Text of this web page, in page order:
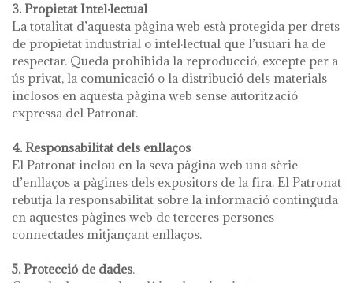
3. Propietat Intel·lectual
La totalitat d’aquesta pàgina web està protegida per drets
de propietat industrial o intel·lectual que l’usuari ha de
respectar. Queda prohibida la reproducció, excepte per a
ús privat, la comunicació o la distribució dels materials
inclosos en aquesta pàgina web sense autorització
expressa del Patronat.
4. Responsabilitat dels enllaços
El Patronat inclou en la seva pàgina web una sèrie
d’enllaços a pàgines dels expositors de la fira. El Patronat
rebutja la responsabilitat sobre la informació continguda
en aquestes pàgines web de terceres persones
connectades mitjançant enllaços.
5. Protecció de dades.